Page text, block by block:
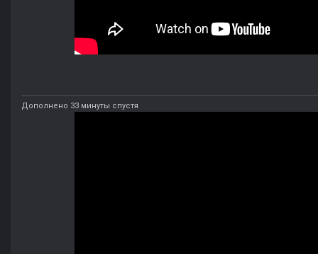
Дополнено 33 минуты спустя